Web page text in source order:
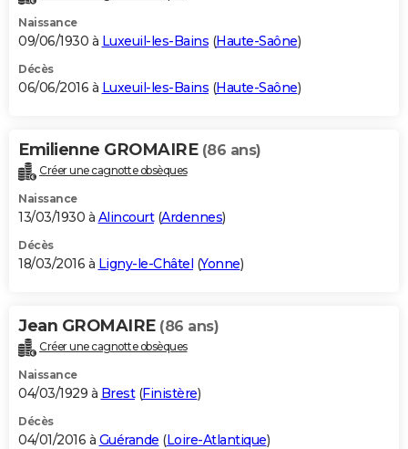
Naissance
09/06/1930 à Luxeuil-les-Bains (Haute-Saône)
Décès
06/06/2016 à Luxeuil-les-Bains (Haute-Saône)
Emilienne GROMAIRE (86 ans)
Créer une cagnotte obsèques
Naissance
13/03/1930 à Alincourt(Ardennes)
Décès
18/03/2016 à Ligny-le-Châtel (Yonne)
Jean GROMAIRE (86 ans)
Créer une cagnotte obsèques
Naissance
04/03/1929 à Brest(Finistère)
Décès
04/01/2016 à Guérande (Loire-Atlantique)